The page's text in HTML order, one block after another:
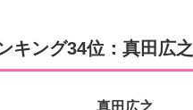
キング34位：真田広之
真田広之